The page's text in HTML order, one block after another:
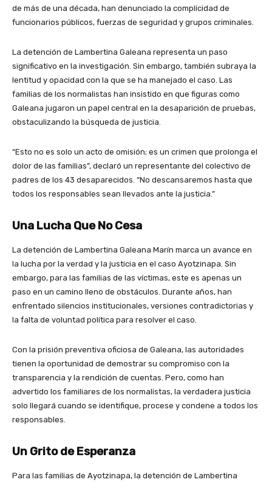
de más de una década, han denunciado la complicidad de
funcionarios públicos, fuerzas de seguridad y grupos criminales.
La detención de Lambertina Galeana representa un paso
significativo en la investigación. Sin embargo, también subraya la
lentitud y opacidad con la que se ha manejado el caso. Las
familias de los normalistas han insistido en que figuras como
Galeana jugaron un papel central en la desaparición de pruebas,
obstaculizando la búsqueda de justicia.
“Esto no es solo un acto de omisión; es un crimen que prolonga el
dolor de las familias”, declaró un representante del colectivo de
padres de los 43 desaparecidos. “No descansaremos hasta que
todos los responsables sean llevados ante la justicia.”
Una Lucha Que No Cesa
La detención de Lambertina Galeana Marín marca un avance en
la lucha por la verdad y la justicia en el caso Ayotzinapa. Sin
embargo, para las familias de las víctimas, este es apenas un
paso en un camino lleno de obstáculos. Durante años, han
enfrentado silencios institucionales, versiones contradictorias y
la falta de voluntad política para resolver el caso.
Con la prisión preventiva oficiosa de Galeana, las autoridades
tienen la oportunidad de demostrar su compromiso con la
transparencia y la rendición de cuentas. Pero, como han
advertido los familiares de los normalistas, la verdadera justicia
solo llegará cuando se identifique, procese y condene a todos los
responsables.
Un Grito de Esperanza
Para las familias de Ayotzinapa, la detención de Lambertina